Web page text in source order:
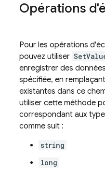
Opérations
Pour les opérations
pouvez utiliser
enregistrer des
spécifiée, en
existantes dans ce
utiliser cette méthode
correspondant aux
comme suit :
string
long